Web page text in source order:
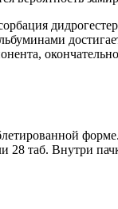
28 таб. Внутри